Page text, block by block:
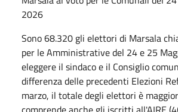
2026
Sono 68.320 gli elettori di Marsala
per le Amministrative del 24 e 25
eleggere il sindaco e il Consiglio
differenza delle precedenti Elezioni
marzo, il totale degli elettori è